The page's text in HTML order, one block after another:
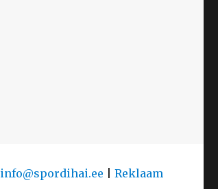
info@spordihai.ee Reklaam